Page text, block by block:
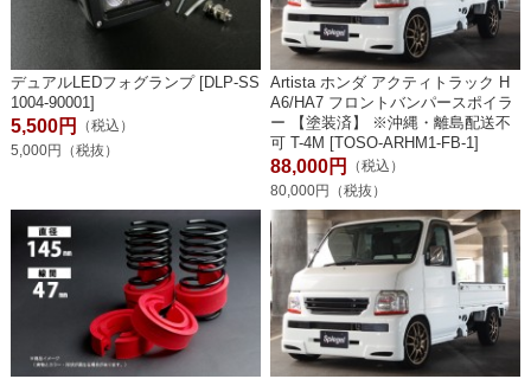
デュアルLEDフォグランプ [DLP-SS
1004-90001]
5,500円
（税込）
5,000円（税抜）
Artista ホンダ アクティトラック H
A6/HA7 フロントバンパースポイラ
ー 【塗装済】 ※沖縄・離島配送不
可 T-4M [TOSO-ARHM1-FB-1]
88,000円
（税込）
80,000円（税抜）